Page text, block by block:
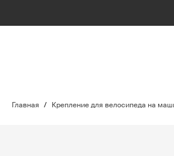
Главная / Крепление для велосипеда на